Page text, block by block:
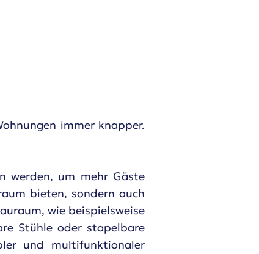
immer knapper.
werden, um mehr Gäste
bieten, sondern auch
wie beispielsweise
Stühle oder stapelbare
und multifunktionaler